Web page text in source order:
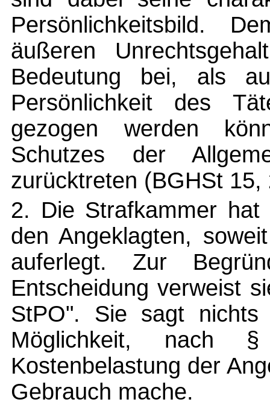
Persönlichkeitsbild.
äußeren
Bedeutung bei, als
Persönlichkeit des
gezogen werden
Schutzes der
zurücktreten (BGHSt 15,
2. Die Strafkammer
den Angeklagten,
auferlegt. Zur
Entscheidung verweist
StPO". Sie sagt
Möglichkeit,
Kostenbelastung der
Gebrauch mache.